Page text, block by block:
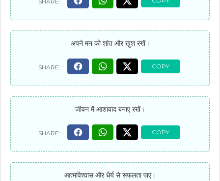
अपने मन को शांत और खुश रखें।
जीवन में आशावाद बनाए रखें।
आत्मविश्वास और धैर्य से सफलता पाएं।